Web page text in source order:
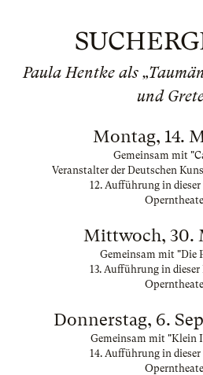
Paula Hentke als
und
Montag, 14.
Gemeinsam mit
Veranstalter der Deutschen
12. Aufführung in
Mittwoch, 30.
Gemeinsam mit "Die
13. Aufführung in
Donnerstag, 6.
Gemeinsam mit "Klein
14. Aufführung in